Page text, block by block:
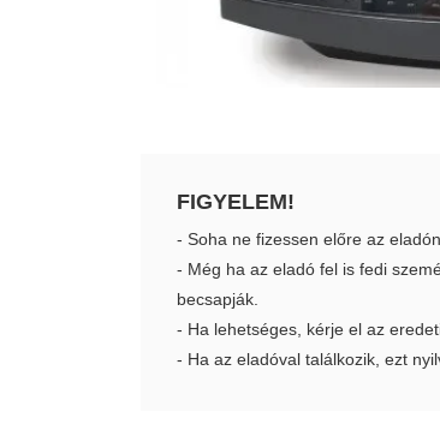
FIGYELEM!
- Soha ne fizessen előre az
- Még ha az eladó fel is fedi
becsapják.
- Ha lehetséges, kérje el az
- Ha az eladóval találkozik, ezt